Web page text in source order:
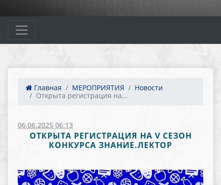
Главная МЕРОПРИЯТИЯ
Новости
Открыта регистрация на...
06.06.2025 06:13
ОТКРЫТА РЕГИСТРАЦИЯ НА V СЕЗОН
КОНКУРСА ЗНАНИЕ.ЛЕКТОР